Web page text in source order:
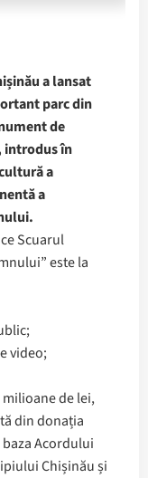
a lansat
parc din
de
introdus în
a
a
Scuarul
este la
video;
de lei,
din donația
Acordului
Chișinău și